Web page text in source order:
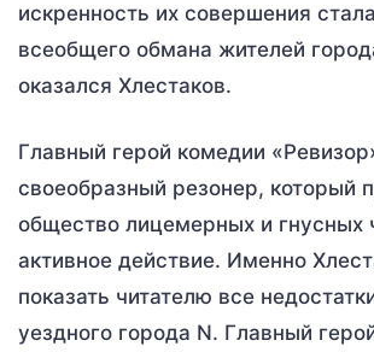
искренность их совершения
всеобщего обмана жителей
оказался Хлестаков.
Главный герой комедии
своеобразный резонер, который
общество лицемерных и гнусных
активное действие. Именно
показать читателю все
уездного города N. Главный